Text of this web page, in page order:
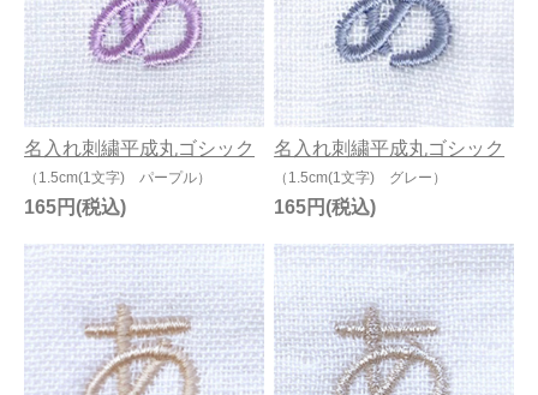
名入れ刺繍平成丸ゴシック
（1.5cm(1文字) パープル）
165円
名入れ刺繍平成丸ゴシック
（1.5cm(1文字) グレー）
165円